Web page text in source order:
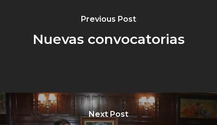
Previous Post
Nuevas convocatorias
Next Post